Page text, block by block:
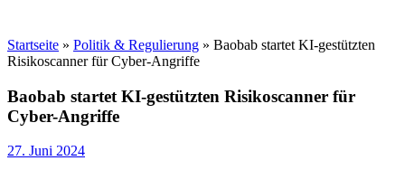
Startseite » Politik & Regulierung » Baobab startet KI-gestützten
Risikoscanner für Cyber-Angriffe
Baobab startet KI-gestützten Risikoscanner für
Cyber-Angriffe
27. Juni 2024